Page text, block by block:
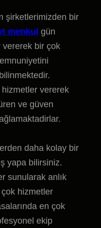
şirketlerimizden bir
menkul gün
vererek bir çok
vererek
ve güven
daha kolay bir
yapa bilirsiniz.
sunularak anlık
hizmetler
en çok
ekip